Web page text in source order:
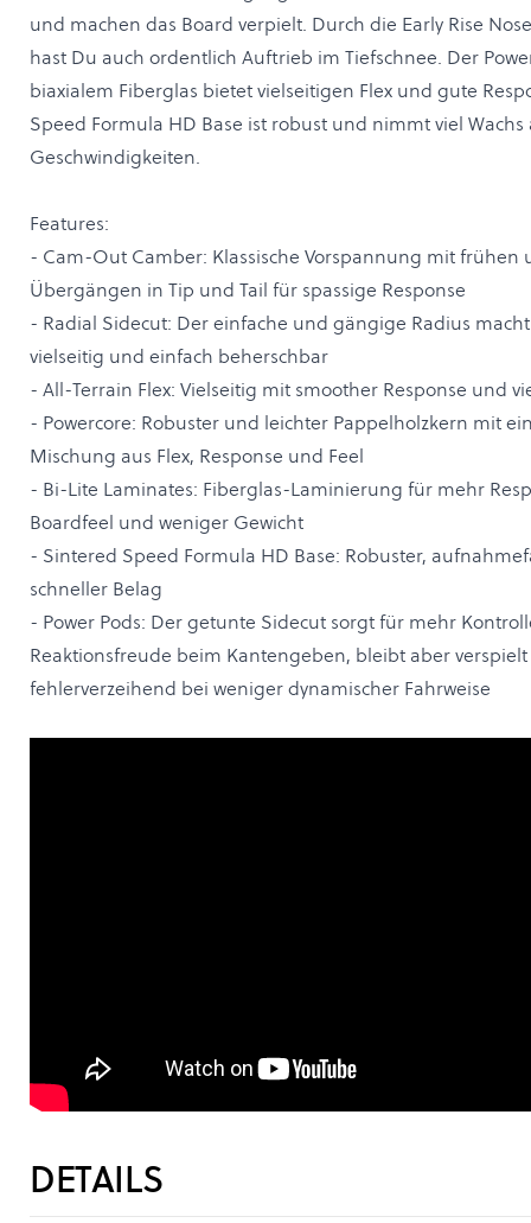
und machen das Board verpielt. Durch die Early Rise
hast Du auch ordentlich Auftrieb im Tiefschnee. Der
biaxialem Fiberglas bietet vielseitigen Flex und gute
Speed Formula HD Base ist robust und nimmt viel
Geschwindigkeiten.
Features:
- Cam-Out Camber: Klassische Vorspannung mit frühen
Übergängen in Tip und Tail für spassige Response
- Radial Sidecut: Der einfache und gängige Radius
vielseitig und einfach beherschbar
- All-Terrain Flex: Vielseitig mit smoother Response und
- Powercore: Robuster und leichter Pappelholzkern mit
Mischung aus Flex, Response und Feel
- Bi-Lite Laminates: Fiberglas-Laminierung für mehr
Boardfeel und weniger Gewicht
- Sintered Speed Formula HD Base: Robuster,
schneller Belag
- Power Pods: Der getunte Sidecut sorgt für mehr
Reaktionsfreude beim Kantengeben, bleibt aber
fehlerverzeihend bei weniger dynamischer Fahrweise
DETAILS